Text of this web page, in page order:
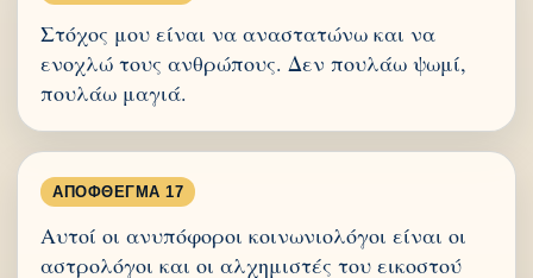
Στόχος μου είναι να αναστατώνω και να
ενοχλώ τους ανθρώπους. Δεν πουλάω ψωμί,
πουλάω μαγιά.
ΑΠΌΦΘΕΓΜΑ 17
Αυτοί οι ανυπόφοροι κοινωνιολόγοι είναι οι
αστρολόγοι και οι αλχημιστές του εικοστού